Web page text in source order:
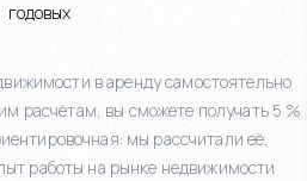
годовых
в аренду самостоятельно
расчётам, вы сможете получать 5 %
мы рассчитали её,
работы на рынке недвижимости